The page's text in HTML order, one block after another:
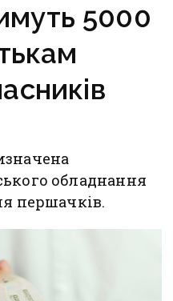
5000
обладнання
першачків.